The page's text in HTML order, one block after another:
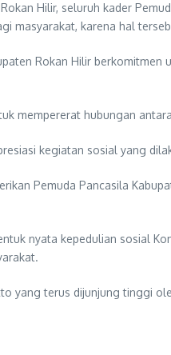
Hilir, seluruh kader
masyarakat, karena hal
Rokan Hilir
mempererat hubungan
kegiatan sosial yang
Pemuda Pancasila
nyata kepedulian sosial
yang terus dijunjung tinggi